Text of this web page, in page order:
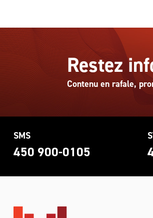
Restez
Contenu en rafale,
SMS
450 900-0105